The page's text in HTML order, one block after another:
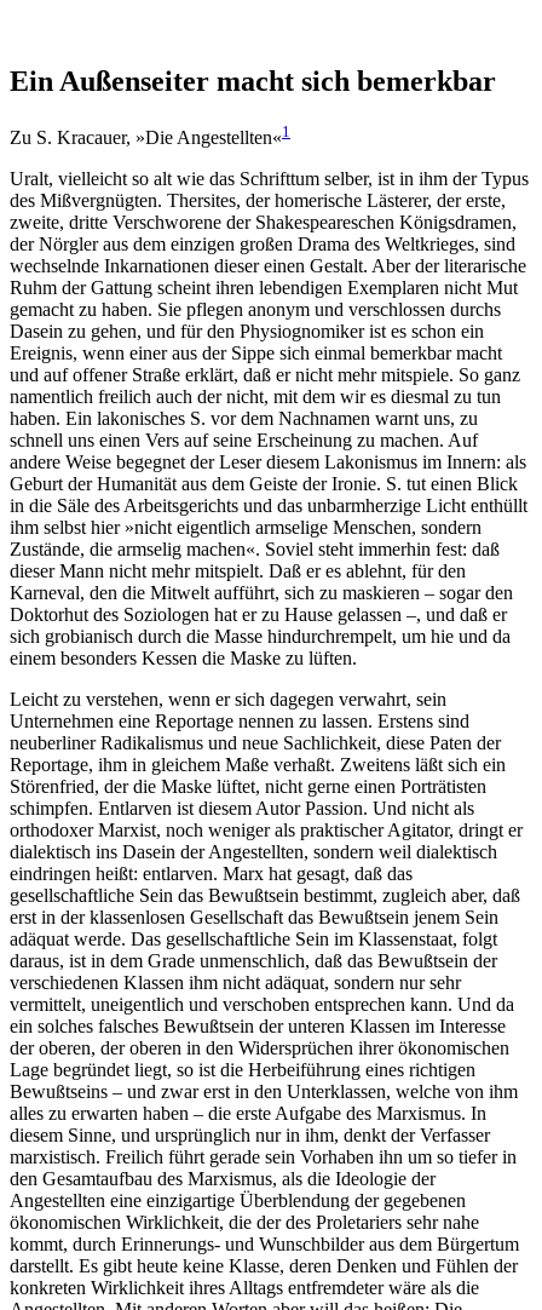
Ein Außenseiter macht sich bemerkbar
Zu S. Kracauer, »Die Angestellten«1
Uralt, vielleicht so alt wie das Schrifttum selber, ist in ihm der Typus
des Mißvergnügten. Thersites, der homerische Lästerer, der erste,
zweite, dritte Verschworene der Shakespeareschen Königsdramen,
der Nörgler aus dem einzigen großen Drama des Weltkrieges, sind
wechselnde Inkarnationen dieser einen Gestalt. Aber der literarische
Ruhm der Gattung scheint ihren lebendigen Exemplaren nicht Mut
gemacht zu haben. Sie pflegen anonym und verschlossen durchs
Dasein zu gehen, und für den Physiognomiker ist es schon ein
Ereignis, wenn einer aus der Sippe sich einmal bemerkbar macht
und auf offener Straße erklärt, daß er nicht mehr mitspiele. So ganz
namentlich freilich auch der nicht, mit dem wir es diesmal zu tun
haben. Ein lakonisches S. vor dem Nachnamen warnt uns, zu
schnell uns einen Vers auf seine Erscheinung zu machen. Auf
andere Weise begegnet der Leser diesem Lakonismus im Innern: als
Geburt der Humanität aus dem Geiste der Ironie. S. tut einen Blick
in die Säle des Arbeitsgerichts und das unbarmherzige Licht enthüllt
ihm selbst hier »nicht eigentlich armselige Menschen, sondern
Zustände, die armselig machen«. Soviel steht immerhin fest: daß
dieser Mann nicht mehr mitspielt. Daß er es ablehnt, für den
Karneval, den die Mitwelt aufführt, sich zu maskieren – sogar den
Doktorhut des Soziologen hat er zu Hause gelassen –, und daß er
sich grobianisch durch die Masse hindurchrempelt, um hie und da
einem besonders Kessen die Maske zu lüften.
Leicht zu verstehen, wenn er sich dagegen verwahrt, sein
Unternehmen eine Reportage nennen zu lassen. Erstens sind
neuberliner Radikalismus und neue Sachlichkeit, diese Paten der
Reportage, ihm in gleichem Maße verhaßt. Zweitens läßt sich ein
Störenfried, der die Maske lüftet, nicht gerne einen Porträtisten
schimpfen. Entlarven ist diesem Autor Passion. Und nicht als
orthodoxer Marxist, noch weniger als praktischer Agitator, dringt er
dialektisch ins Dasein der Angestellten, sondern weil dialektisch
eindringen heißt: entlarven. Marx hat gesagt, daß das
gesellschaftliche Sein das Bewußtsein bestimmt, zugleich aber, daß
erst in der klassenlosen Gesellschaft das Bewußtsein jenem Sein
adäquat werde. Das gesellschaftliche Sein im Klassenstaat, folgt
daraus, ist in dem Grade unmenschlich, daß das Bewußtsein der
verschiedenen Klassen ihm nicht adäquat, sondern nur sehr
vermittelt, uneigentlich und verschoben entsprechen kann. Und da
ein solches falsches Bewußtsein der unteren Klassen im Interesse
der oberen, der oberen in den Widersprüchen ihrer ökonomischen
Lage begründet liegt, so ist die Herbeiführung eines richtigen
Bewußtseins – und zwar erst in den Unterklassen, welche von ihm
alles zu erwarten haben – die erste Aufgabe des Marxismus. In
diesem Sinne, und ursprünglich nur in ihm, denkt der Verfasser
marxistisch. Freilich führt gerade sein Vorhaben ihn um so tiefer in
den Gesamtaufbau des Marxismus, als die Ideologie der
Angestellten eine einzigartige Überblendung der gegebenen
ökonomischen Wirklichkeit, die der des Proletariers sehr nahe
kommt, durch Erinnerungs- und Wunschbilder aus dem Bürgertum
darstellt. Es gibt heute keine Klasse, deren Denken und Fühlen der
konkreten Wirklichkeit ihres Alltags entfremdeter wäre als die